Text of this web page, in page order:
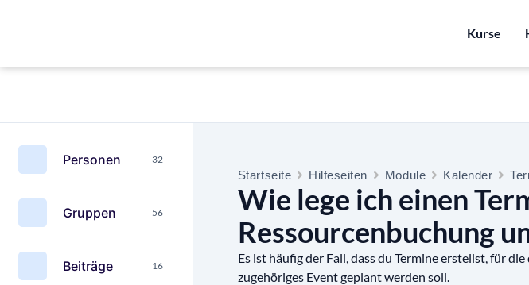
Kurse
Personen 32
Gruppen 56
Beiträge 16
Startseite Hilfeseiten Module Kalender
Wie lege ich einen
Ressourcenbuchung
Es ist häufig der Fall, dass du Termine erstellst, für
zugehöriges Event geplant werden soll.